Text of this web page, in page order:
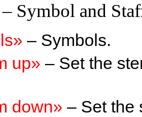
– Symbol and
– Symbols.
up» – Set the
down» – Set the